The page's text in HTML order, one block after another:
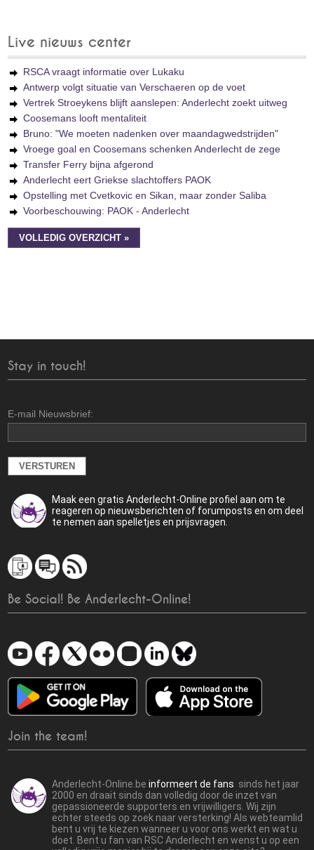
Live nieuws center
RSCA vraagt informatie over Lukaku
Antwerp volgt situatie van Verschaeren op de voet
Vertrek Stroeykens blijft aanslepen: Anderlecht zoekt uitweg
Coosemans looft mentaliteit
Bruno: "We moeten nadenken over maandagwedstrijden"
Vroege goal en Coosemans schenken Anderlecht de zege
Transfer Ferry bijna afgerond
Anderlecht eert Griekse slachtoffers PAOK
Opstelling met Cvetkovic en Sikan, maar zonder Saliba
Voorbeschouwing: PAOK - Anderlecht
VOLLEDIG OVERZICHT »
Stay in touch!
E-mail Nieuwsbrief:
Maak een gratis Anderlecht-Online profiel aan om te
reageren op nieuwsberichten of forumposts en om deel
te nemen aan spelletjes en prijsvragen.
Be Social! Be Anderlecht-Online!
Join the team!
Anderlecht-Online.beinformeert de fans sinds het jaar
2000 en draait sinds dan volledig door de inzet van
gepassioneerde supporters en vrijwilligers. Wij zijn
echter steeds op zoek naar versterking! Als webteamlid
bent u vrij te kiezen wanneer u voor ons werkt en wat u
doet. Bent u fan van RSC Anderlecht en wenst u op een